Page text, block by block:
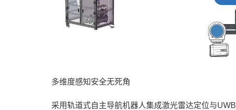
多维度感知安全无死角
采用轨道式自主导航机器人集成激光雷达定位与UWB